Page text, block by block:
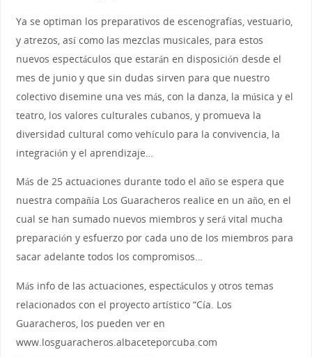
Ya se optiman los preparativos de escenografías, vestuario,
y atrezos, así como las mezclas musicales, para estos
nuevos espectáculos que estarán en disposición desde el
mes de junio y que sin dudas sirven para que nuestro
colectivo disemine una ves más, con la danza, la música y el
teatro, los valores culturales cubanos, y promueva la
diversidad cultural como vehículo para la convivencia, la
integración y el aprendizaje…
Más de 25 actuaciones durante todo el año se espera que
nuestra compañía Los Guaracheros realice en un año, en el
cual se han sumado nuevos miembros y será vital mucha
preparación y esfuerzo por cada uno de los miembros para
sacar adelante todos los compromisos…
Más info de las actuaciones, espectáculos y otros temas
relacionados con el proyecto artístico “Cía. Los
Guaracheros, los pueden ver en
www.losguaracheros.albaceteporcuba.com